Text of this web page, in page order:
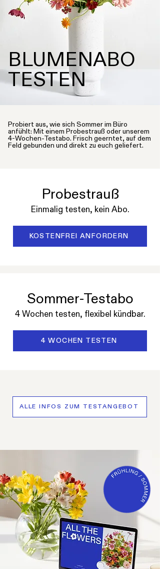
BLUMENABO
TESTEN
Probiert aus, wie sich Sommer im Büro
anfühlt: Mit einem Probestrauß oder unserem
4-Wochen-Testabo. Frisch geerntet, auf dem
Feld gebunden und direkt zu euch geliefert.
Probestrauß
Einmalig testen, kein Abo.
KOSTENFREI ANFORDERN
Sommer-Testabo
4 Wochen testen, flexibel kündbar.
4 WOCHEN TESTEN
ALLE INFOS ZUM TESTANGEBOT